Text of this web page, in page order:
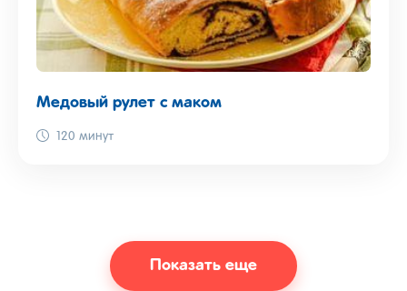
Медовый рулет с маком
120 минут
Показать еще